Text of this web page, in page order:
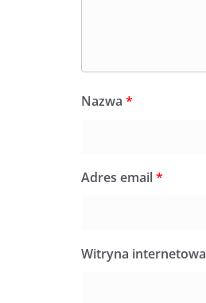
Nazwa *
Adres email*
Witryna internetowa